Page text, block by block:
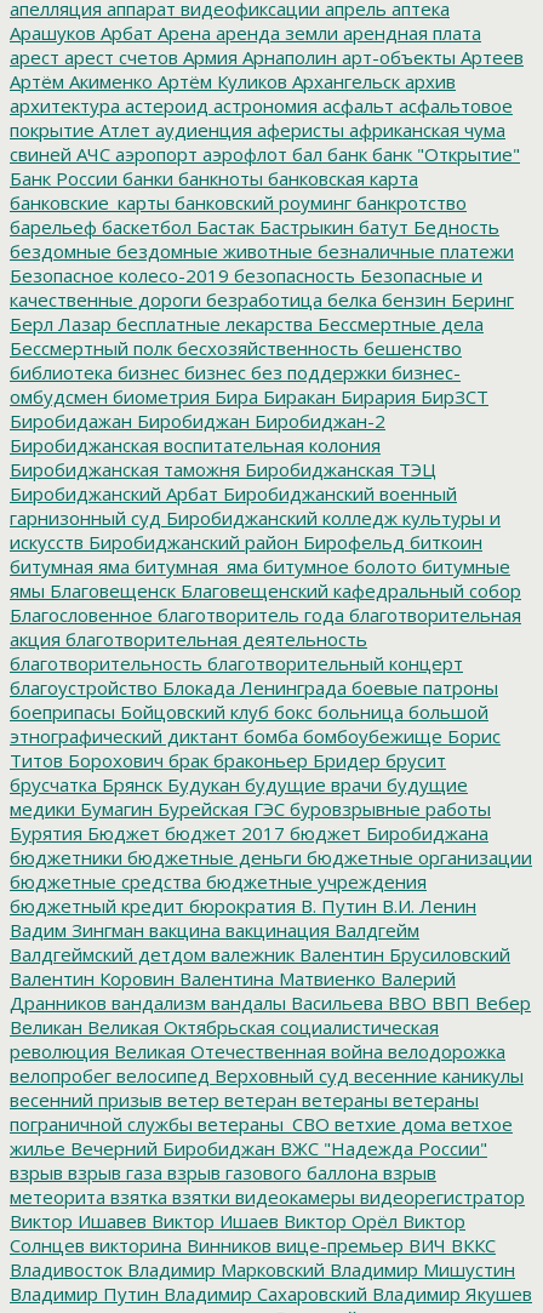
апелляция аппарат видеофиксации апрель аптека
Арашуков Арбат Арена аренда земли арендная плата
арест арест счетов Армия Арнаполин арт-объекты Артеев
Артём Акименко Артём Куликов Архангельск архив
архитектура астероид астрономия асфальт асфальтовое
покрытие Атлет аудиенция аферисты африканская чума
свиней АЧС аэропорт аэрофлот бал банк банк "Открытие"
Банк России банки банкноты банковская карта
банковские_карты банковский роуминг банкротство
барельеф баскетбол Бастак Бастрыкин батут Бедность
бездомные бездомные животные безналичные платежи
Безопасное колесо-2019 безопасность Безопасные и
качественные дороги безработица белка бензин Беринг
Берл Лазар бесплатные лекарства Бессмертные дела
Бессмертный полк бесхозяйственность бешенство
библиотека бизнес бизнес без поддержки бизнес-
омбудсмен биометрия Бира Биракан Бирария БирЗСТ
Биробидажан Биробиджан Биробиджан-2
Биробиджанская воспитательная колония
Биробиджанская таможня Биробиджанская ТЭЦ
Биробиджанский Арбат Биробиджанский военный
гарнизонный суд Биробиджанский колледж культуры и
искусств Биробиджанский район Бирофельд биткоин
битумная яма битумная_яма битумное болото битумные
ямы Благовещенск Благовещенский кафедральный собор
Благословенное благотворитель года благотворительная
акция благотворительная деятельность
благотворительность благотворительный концерт
благоустройство Блокада Ленинграда боевые патроны
боеприпасы Бойцовский клуб бокс больница большой
этнографический диктант бомба бомбоубежище Борис
Титов Борохович брак браконьер Бридер брусит
брусчатка Брянск Будукан будущие врачи будущие
медики Бумагин Бурейская ГЭС буровзрывные работы
Бурятия Бюджет бюджет 2017 бюджет Биробиджана
бюджетники бюджетные деньги бюджетные организации
бюджетные средства бюджетные учреждения
бюджетный кредит бюрократия В. Путин В.И. Ленин
Вадим Зингман вакцина вакцинация Валдгейм
Валдгеймский детдом валежник Валентин Брусиловский
Валентин Коровин Валентина Матвиенко Валерий
Дранников вандализм вандалы Васильева ВВО ВВП Вебер
Великан Великая Октябрьская социалистическая
революция Великая Отечественная война велодорожка
велопробег велосипед Верховный суд весенние каникулы
весенний призыв ветер ветеран ветераны ветераны
пограничной службы ветераны_СВО ветхие дома ветхое
жилье Вечерний Биробиджан ВЖС "Надежда России"
взрыв взрыв газа взрыв газового баллона взрыв
метеорита взятка взятки видеокамеры видеорегистратор
Виктор Ишавев Виктор Ишаев Виктор Орёл Виктор
Солнцев викторина Винников вице-премьер ВИЧ ВККС
Владивосток Владимир Марковский Владимир Мишустин
Владимир Путин Владимир Сахаровский Владимир Якушев